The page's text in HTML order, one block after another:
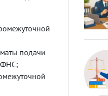
подачи
ФНС;